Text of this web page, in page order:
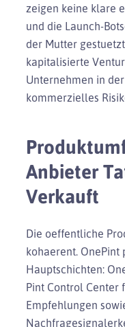
zeigen keine klare
und die Launch-
der Mutter
kapitalisierte
Unternehmen in
kommerzielles
Anbieter
Verkauft
Die oeffentliche
kohaerent.
Hauptschichten:
Pint Control Center
Empfehlungen